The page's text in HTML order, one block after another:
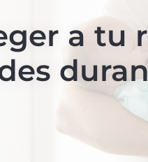
a tu